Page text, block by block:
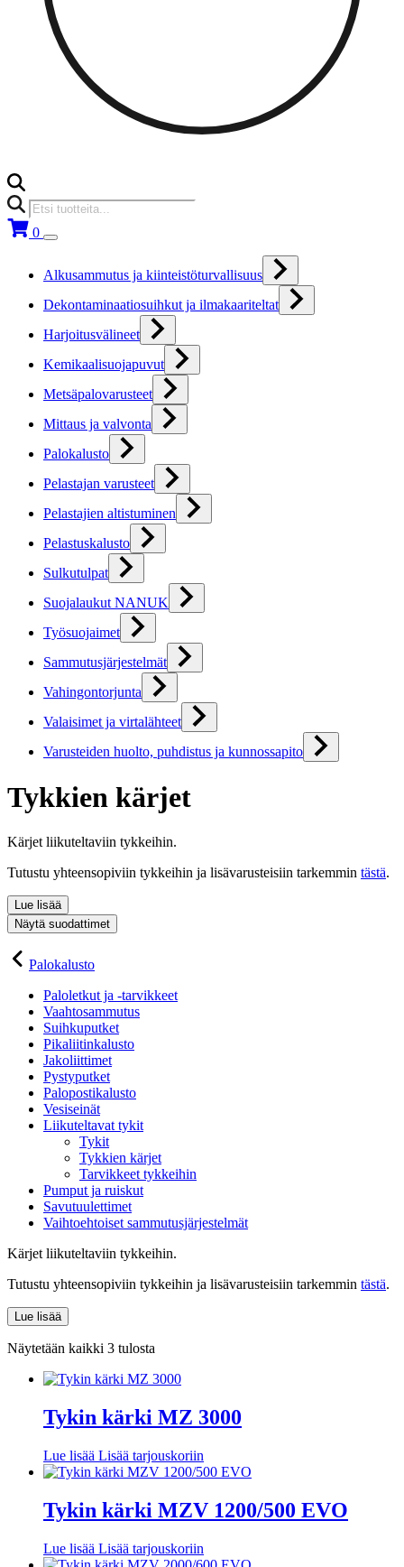
Products
search
0
Alkusammutus ja kiinteistöturvallisuus
Dekontaminaatiosuihkut ja ilmakaariteltat
Harjoitusvälineet
Kemikaalisuojapuvut
Metsäpalovarusteet
Mittaus ja valvonta
Palokalusto
Pelastajan varusteet
Pelastajien altistuminen
Pelastuskalusto
Sulkutulpat
Suojalaukut NANUK
Työsuojaimet
Sammutusjärjestelmät
Vahingontorjunta
Valaisimet ja virtalähteet
Varusteiden huolto, puhdistus ja kunnossapito
Tykkien kärjet
Kärjet liikuteltaviin tykkeihin.
Tutustu yhteensopiviin tykkeihin ja lisävarusteisiin tarkemmin tästä.
Lue lisää
Näytä suodattimet
Palokalusto
Paloletkut ja -tarvikkeet
Vaahtosammutus
Suihkuputket
Pikaliitinkalusto
Jakoliittimet
Pystyputket
Palopostikalusto
Vesiseinät
Liikuteltavat tykit
Tykit
Tykkien kärjet
Tarvikkeet tykkeihin
Pumput ja ruiskut
Savutuulettimet
Vaihtoehtoiset sammutusjärjestelmät
Kärjet liikuteltaviin tykkeihin.
Tutustu yhteensopiviin tykkeihin ja lisävarusteisiin tarkemmin tästä.
Lue lisää
Näytetään kaikki 3 tulosta
Tykin kärki MZ 3000
Lue lisää Lisää tarjouskoriin
Tykin kärki MZV 1200/500 EVO
Lue lisää Lisää tarjouskoriin